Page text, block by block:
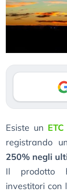
Esiste un ETC
registrando
250% negli
Il prodotto
investitori con